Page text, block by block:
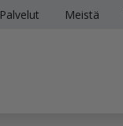
Palvelut Meistä